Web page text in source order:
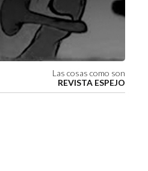
Las cosas como son
REVISTA ESPEJO